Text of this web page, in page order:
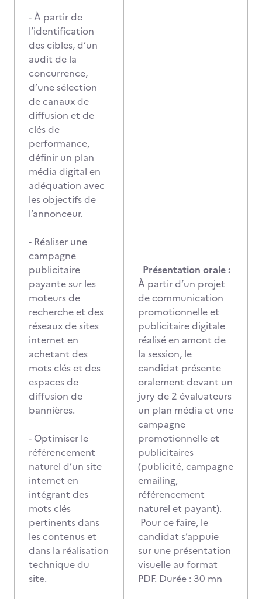
- À partir de
l’identification
des cibles, d’un
audit de la
concurrence,
d’une sélection
de canaux de
diffusion et de
clés de
performance,
définir un plan
média digital en
adéquation avec
les objectifs de
l’annonceur.
- Réaliser une
campagne
publicitaire
payante sur les
moteurs de
recherche et des
réseaux de sites
internet en
achetant des
mots clés et des
espaces de
diffusion de
bannières.
- Optimiser le
référencement
naturel d’un site
internet en
intégrant des
mots clés
pertinents dans
les contenus et
dans la réalisation
technique du
site.
Présentation orale :
À partir d’un projet
de communication
promotionnelle et
publicitaire digitale
réalisé en amont de
la session, le
candidat présente
oralement devant un
jury de 2 évaluateurs
un plan média et une
campagne
promotionnelle et
publicitaires
(publicité, campagne
emailing,
référencement
naturel et payant).
Pour ce faire, le
candidat s’appuie
sur une présentation
visuelle au format
PDF. Durée : 30 mn